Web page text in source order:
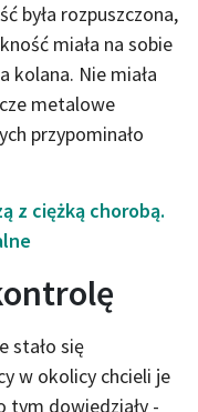
była rozpuszczona,
miała na sobie
kolana. Nie miała
metalowe
przypominało
z ciężką chorobą.
stało się
w okolicy chcieli je
tym dowiedziały -